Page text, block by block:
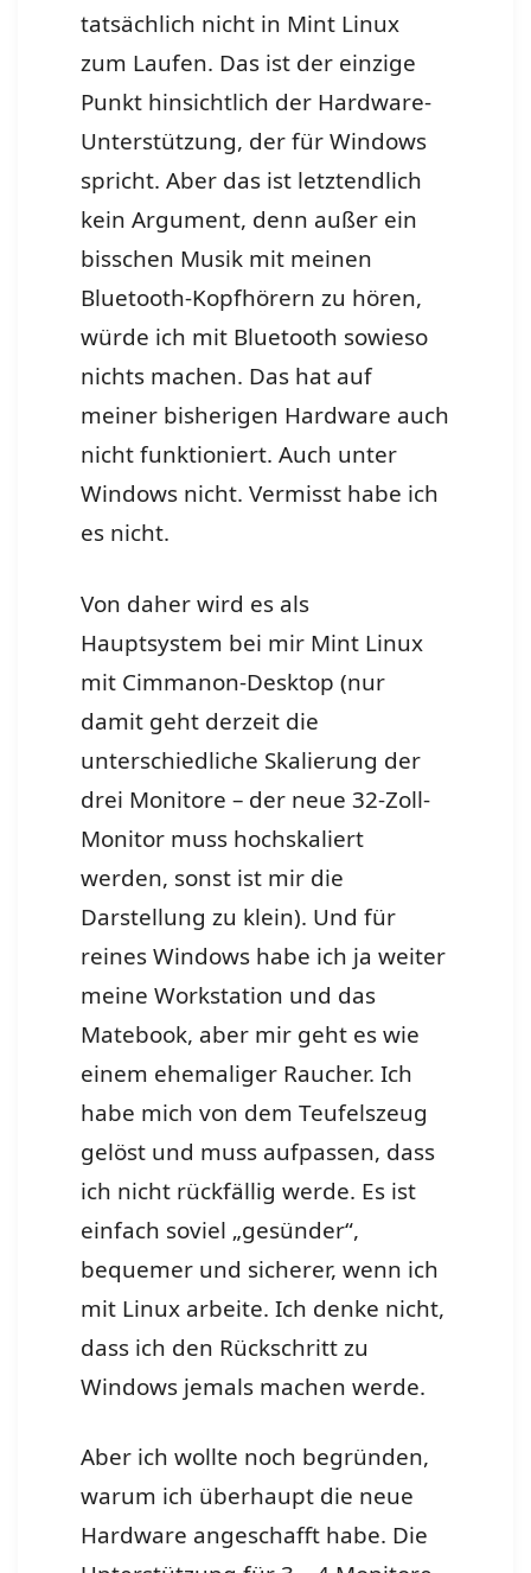
tatsächlich nicht in Mint Linux
zum Laufen. Das ist der einzige
Punkt hinsichtlich der Hardware-
Unterstützung, der für Windows
spricht. Aber das ist letztendlich
kein Argument, denn außer ein
bisschen Musik mit meinen
Bluetooth-Kopfhörern zu hören,
würde ich mit Bluetooth sowieso
nichts machen. Das hat auf
meiner bisherigen Hardware auch
nicht funktioniert. Auch unter
Windows nicht. Vermisst habe ich
es nicht.
Von daher wird es als
Hauptsystem bei mir Mint Linux
mit Cimmanon-Desktop (nur
damit geht derzeit die
unterschiedliche Skalierung der
drei Monitore – der neue 32-Zoll-
Monitor muss hochskaliert
werden, sonst ist mir die
Darstellung zu klein). Und für
reines Windows habe ich ja weiter
meine Workstation und das
Matebook, aber mir geht es wie
einem ehemaliger Raucher. Ich
habe mich von dem Teufelszeug
gelöst und muss aufpassen, dass
ich nicht rückfällig werde. Es ist
einfach soviel „gesünder“,
bequemer und sicherer, wenn ich
mit Linux arbeite. Ich denke nicht,
dass ich den Rückschritt zu
Windows jemals machen werde.
Aber ich wollte noch begründen,
warum ich überhaupt die neue
Hardware angeschafft habe. Die